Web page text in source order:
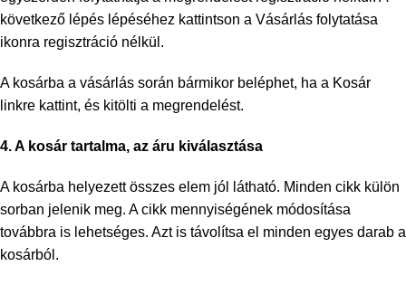
következő lépés lépéséhez kattintson a Vásárlás folytatása
ikonra regisztráció nélkül.
A kosárba a vásárlás során bármikor beléphet, ha a Kosár
linkre kattint, és kitölti a megrendelést.
4. A kosár tartalma, az áru kiválasztása
A kosárba helyezett összes elem jól látható. Minden cikk külön
sorban jelenik meg. A cikk mennyiségének módosítása
továbbra is lehetséges. Azt is távolítsa el minden egyes darab a
kosárból.